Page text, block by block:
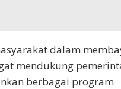
dalam
mendukung
berbagai program